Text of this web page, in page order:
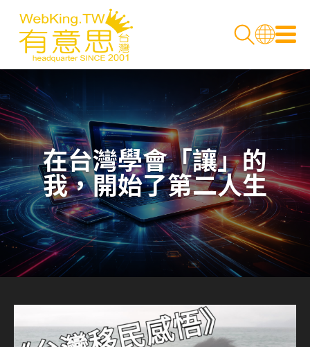
在台灣學會「讓」的
我，開始了第二人生